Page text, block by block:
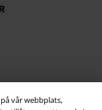
vår webbplats,